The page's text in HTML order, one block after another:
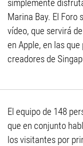
simplemente
Marina Bay. El Foro
vídeo, que servirá
en Apple, en las
creadores de
El equipo de 148
que en conjunto
los visitantes por